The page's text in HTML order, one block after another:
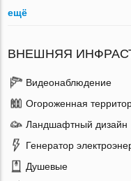
ещё
ВНЕШНЯЯ
Видеонаблюдение
Огороженная
Ландшафтный дизайн
Генератор
Душевые